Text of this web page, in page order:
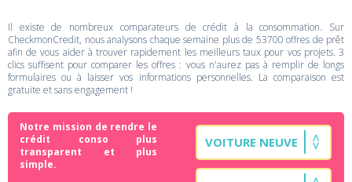
Il existe de nombreux comparateurs de crédit à la consommation. Sur
CheckmonCredit, nous analysons chaque semaine plus de 53700 offres de prêt
afin de vous aider à trouver rapidement les meilleurs taux pour vos projets. 3
clics suffisent pour comparer les offres : vous n'aurez pas à remplir de longs
formulaires ou à laisser vos informations personnelles. La comparaison est
gratuite et sans engagement !
Notre mission de rendre le
crédit conso plus
transparent et plus
simple.